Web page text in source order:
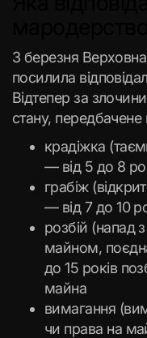
3 березня
посилила
Відтепер за
стану,
крадіжка
— від 5 до 8
грабіж
— від 7 до 10
розбій (напад
майном,
до 15 років
майна
вимагання
чи права на